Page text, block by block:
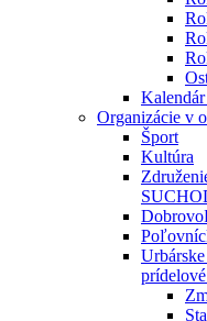
Organizácie v
Šport
Kultúra